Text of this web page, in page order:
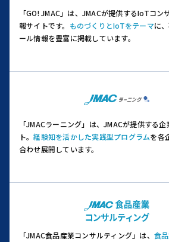
「GO! JMAC」は、JMACが提供するIoTコン
報サイトです。 ものづくりとIoTをテーマに
ール情報を豊富に掲載しています。
「JMACラーニング」は、JMACが提供する企
ト。経験知を活かした実践型プログラムを各
合わせ展開しています。
「JMAC食品産業コンサルティング」は、 食